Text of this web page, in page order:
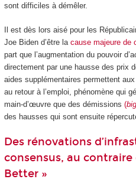
sont difficiles à démêler.
Il est dès lors aisé pour les
Joe Biden d’être la cause majeure de
part que l’augmentation du pouvoir
directement par une hausse des prix
aides supplémentaires permettent
au retour à l’emploi, phénomène qui
main-d’œuvre que des démissions (
des hausses qui sont ensuite
Des rénovations
consensus, au contraire
Better »